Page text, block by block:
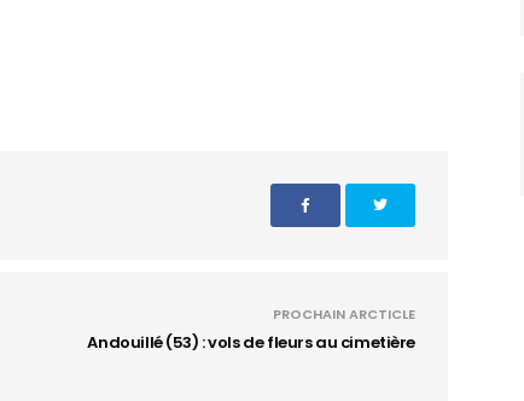
PROCHAIN ARCTICLE
Andouillé (53) : vols de fleurs au cimetière